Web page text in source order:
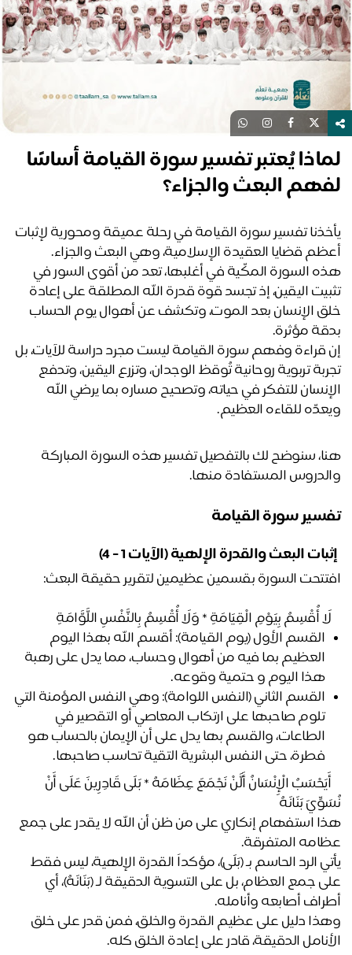
يُعتبر تفسير سورة القيامة أساسًا
البعث والجزاء؟
يأخذنا تفسير سورة القيامة في رحلة عميقة ومحورية لإثبات
قضايا العقيدة الإسلامية، وهي البعث والجزاء.
هذه السورة المكّية في أغلبها، تعد من أقوى السور في
تثبيت اليقين، إذ تجسد قوة قدرة الله المطلقة على إعادة
خلق الإنسان بعد الموت، وتكشف عن أهوال يوم الحساب
مؤثرة.
إن قراءة وفهم سورة القيامة ليست مجرد دراسة للآيات، بل
تجربة تربوية روحانية تُوقظ الوجدان، وتزرع اليقين، وتدفع
الإنسان للتفكر في حياته، وتصحيح مساره بما يرضي الله
للقاءه العظيم.
هنا، سنوضح لك بالتفصيل تفسير هذه السورة المباركة
المستفادة منها.
سورة القيامة
البعث والقدرة الإلهية (الآيات 1 - 4)
افتتحت السورة بقسمين عظيمين لتقرير حقيقة البعث:
أُقْسِمُ بِيَوْمِ الْقِيَامَةِ * وَلَا أُقْسِمُ بِالنَّفْسِ اللَّوَّامَةِ ﴾
القسم الأول (يوم القيامة):
أقسم الله بهذا اليوم
العظيم بما فيه من أهوال وحساب، مما يدل على رهبة
هذا اليوم و حتمية وقوعه.
القسم الثاني (النفس اللوامة):
وهي النفس المؤمنة التي
تلوم صاحبها على ارتكاب المعاصي أو التقصير في
الطاعات، والقسم بها يدل على أن الإيمان بالحساب هو
فطرة، حتى النفس البشرية التقية تحاسب صاحبها.
﴿ أَيَحْسَبُ الْإِنْسَانُ أَلَّنْ نَجْمَعَ عِظَامَهُ * بَلَى قَادِرِينَ عَلَى أَنْ
بَنَانَهُ ﴾
هذا استفهام إنكاري على من ظن أن الله لا يقدر على جمع
المتفرقة.
يأتي الرد الحاسم بـ (بَلَى)، مؤكداً القدرة الإلهية، ليس فقط
على جمع العظام، بل على التسوية الدقيقة لـ (بَنَانَهُ)، أي
أصابعه وأنامله.
وهذا دليل على عظيم القدرة والخلق، فمن قدر على خلق
الدقيقة، قادر على إعادة الخلق كله.